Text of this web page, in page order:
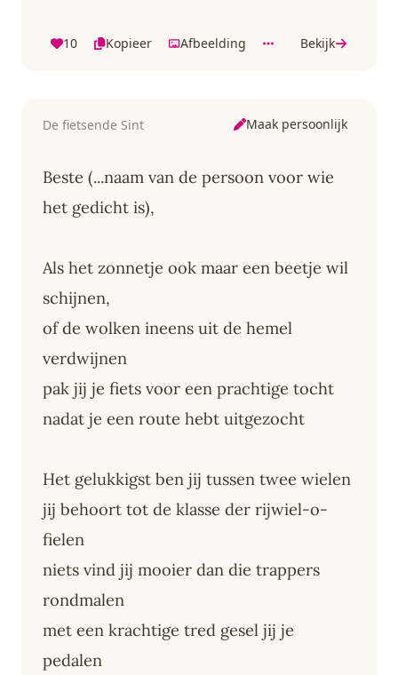
10 Kopieer Afbeelding Bekijk
De fietsende Sint Maak persoonlijk
Beste (...naam van de persoon voor wie
het gedicht is),
Als het zonnetje ook maar een beetje wil
schijnen,
of de wolken ineens uit de hemel
verdwijnen
pak jij je fiets voor een prachtige tocht
nadat je een route hebt uitgezocht
Het gelukkigst ben jij tussen twee wielen
jij behoort tot de klasse der rijwiel-o-
fielen
niets vind jij mooier dan die trappers
rondmalen
met een krachtige tred gesel jij je
pedalen